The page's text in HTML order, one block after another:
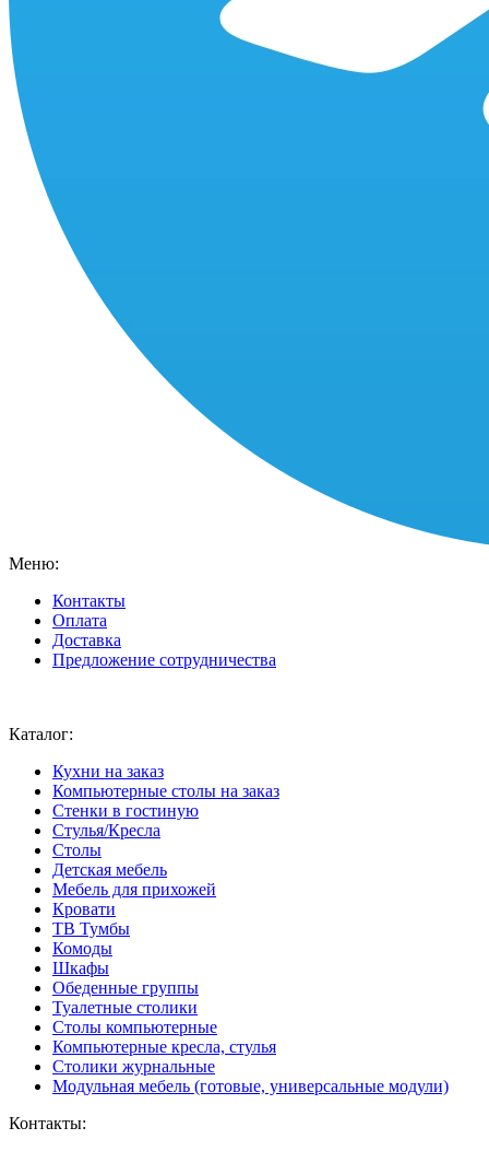
Меню:
Контакты
Оплата
Доставка
Предложение сотрудничества
Каталог:
Кухни на заказ
Компьютерные столы на заказ
Стенки в гостиную
Стулья/Кресла
Столы
Детская мебель
Мебель для прихожей
Кровати
ТВ Тумбы
Комоды
Шкафы
Обеденные группы
Туалетные столики
Столы компьютерные
Компьютерные кресла, стулья
Столики журнальные
Модульная мебель (готовые, универсальные модули)
Контакты: